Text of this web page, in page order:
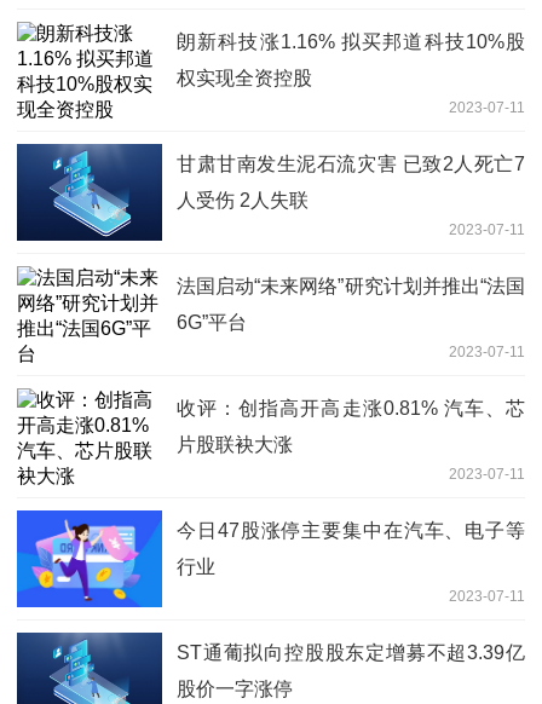
朗新科技涨1.16% 拟买邦道科技10%股
权实现全资控股
2023-07-11
甘肃甘南发生泥石流灾害 已致2人死亡7
人受伤 2人失联
2023-07-11
法国启动“未来网络”研究计划并推出“法国
6G”平台
2023-07-11
收评：创指高开高走涨0.81% 汽车、芯
片股联袂大涨
2023-07-11
今日47股涨停主要集中在汽车、电子等
行业
2023-07-11
ST通葡拟向控股股东定增募不超3.39亿
股价一字涨停